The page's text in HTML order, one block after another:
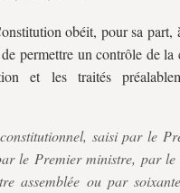
obéit, pour sa part,
permettre un contrôle de
et les traités
saisi par le
le Premier ministre, par le
assemblée ou par